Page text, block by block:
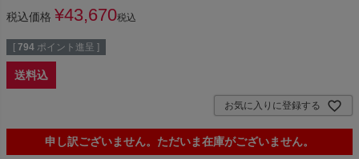
税込価格 ¥43,670税込
[ 794 ポイント進呈 ]
送料込
お気に入りに登録する
申し訳ございません。ただいま在庫がございません。